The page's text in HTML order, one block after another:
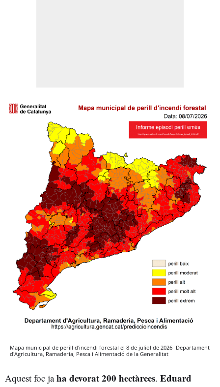
Mapa municipal de perill d'incendi forestal el 8 de juliol de 2026 Departament
d'Agricultura, Ramaderia, Pesca i Alimentació de la Generalitat
Aquest foc jaha devorat 200 hectàrees. Eduard